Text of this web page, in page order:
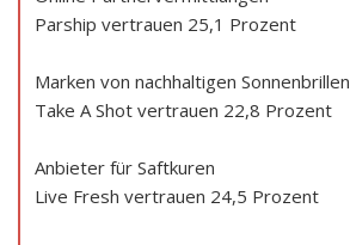
Parship vertrauen 25,1 Prozent
Marken von nachhaltigen Sonnenbrillen
Take A Shot vertrauen 22,8 Prozent
Anbieter für Saftkuren
Live Fresh vertrauen 24,5 Prozent